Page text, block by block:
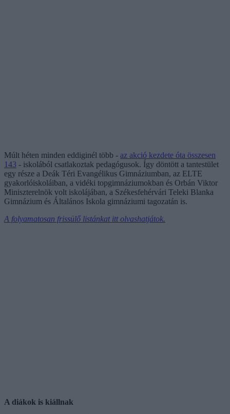
Múlt héten minden eddiginél több - az akció kezdete óta összesen
143 - iskolából csatlakoztak pedagógusok. Így döntött a tantestület
egy része a Deák Téri Evangélikus Gimnáziumban, az ELTE
gyakorlóiskoláiban, a vidéki topgimnáziumokban és Orbán Viktor
Miniszterelnök volt iskolájában, a Székesfehérvári Teleki Blanka
Gimnázium és Általános Iskola gimnáziumi tagozatán is.
A folyamatosan frissülő listánkat itt olvashatjátok.
A diákok is kiállnak